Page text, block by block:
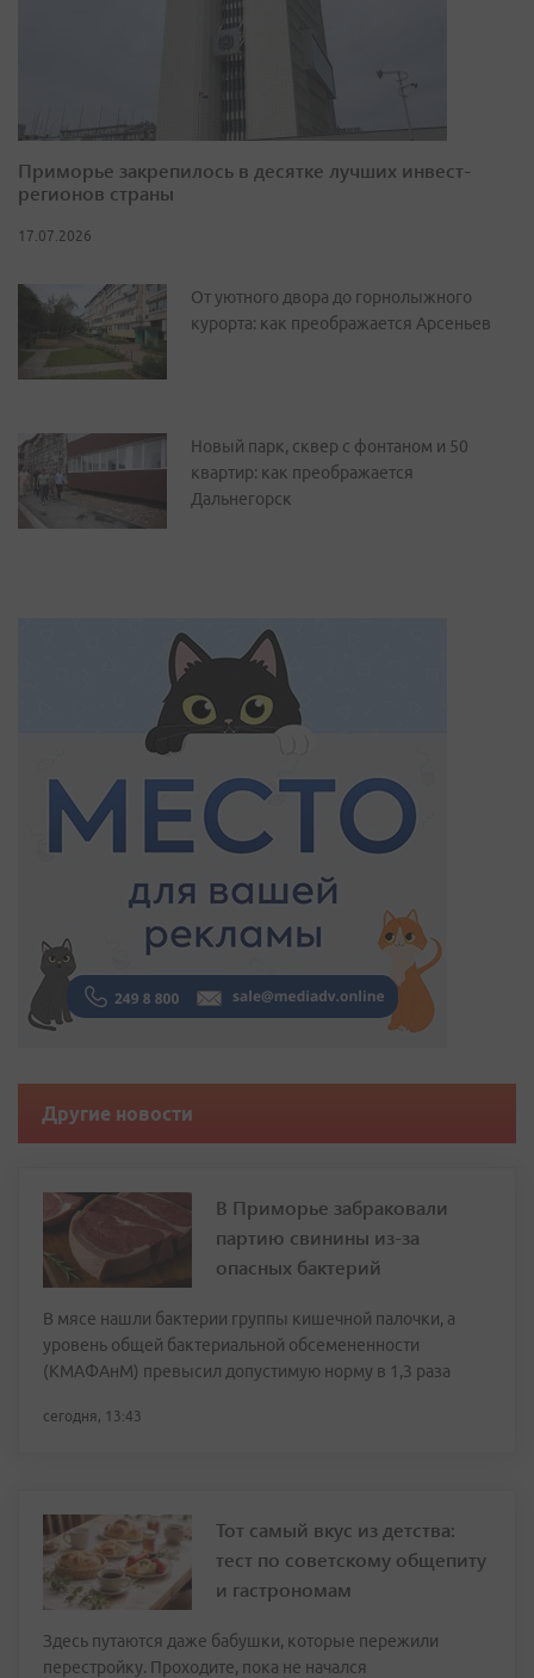
Приморье закрепилось в десятке лучших инвест-
регионов страны
17.07.2026
От уютного двора до горнолыжного
курорта: как преображается Арсеньев
Новый парк, сквер с фонтаном и 50
квартир: как преображается
Дальнегорск
Другие новости
В Приморье забраковали
партию свинины из-за
опасных бактерий
В мясе нашли бактерии группы кишечной палочки, а
уровень общей бактериальной обсемененности
(КМАФАнМ) превысил допустимую норму в 1,3 раза
сегодня, 13:43
Тот самый вкус из детства:
тест по советскому общепиту
и гастрономам
Здесь путаются даже бабушки, которые пережили
перестройку. Проходите, пока не начался